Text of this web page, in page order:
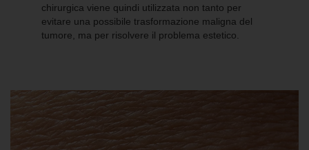
chirurgica viene quindi utilizzata non tanto per
evitare una possibile trasformazione maligna del
tumore, ma per risolvere il problema estetico.